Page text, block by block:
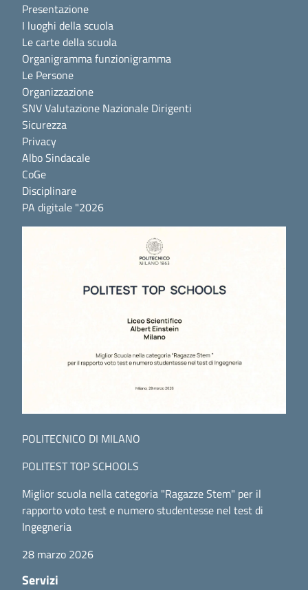
Presentazione
I luoghi della scuola
Le carte della scuola
Organigramma funzionigramma
Le Persone
Organizzazione
SNV Valutazione Nazionale Dirigenti
Sicurezza
Privacy
Albo Sindacale
CoGe
Disciplinare
PA digitale "2026
POLITECNICO DI MILANO
POLITEST TOP SCHOOLS
Miglior scuola nella categoria "Ragazze Stem" per il
rapporto voto test e numero studentesse nel test di
Ingegneria
28 marzo 2026
Servizi